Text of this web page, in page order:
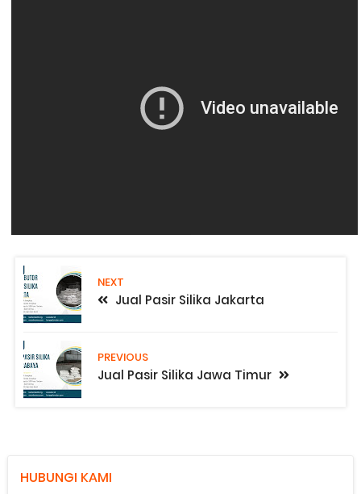
NEXT
Jual Pasir Silika Jakarta
PREVIOUS
Jual Pasir Silika Jawa Timur
HUBUNGI KAMI